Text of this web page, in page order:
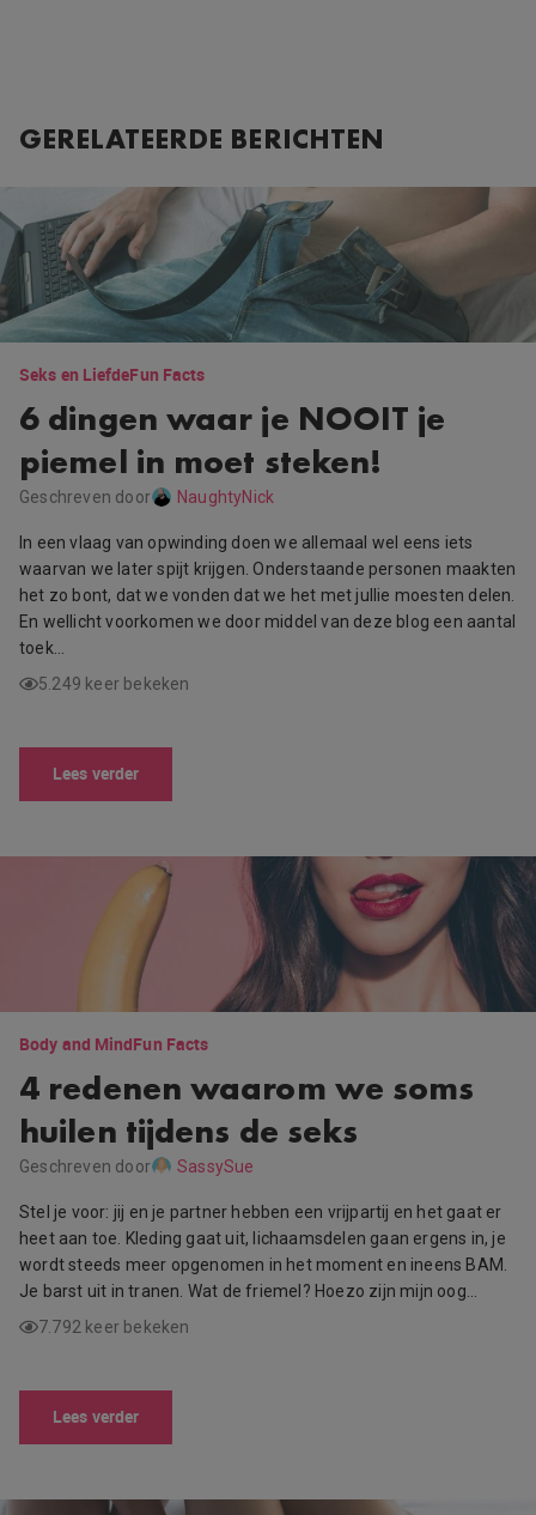
GERELATEERDE BERICHTEN
Seks en LiefdeFun Facts
6 dingen waar je NOOIT je
piemel in moet steken!
Geschreven door NaughtyNick
In een vlaag van opwinding doen we allemaal wel eens iets
waarvan we later spijt krijgen. Onderstaande personen maakten
het zo bont, dat we vonden dat we het met jullie moesten delen.
En wellicht voorkomen we door middel van deze blog een aantal
toek…
5.249 keer bekeken
Lees verder
Body and MindFun Facts
4 redenen waarom we soms
huilen tijdens de seks
Geschreven door SassySue
Stel je voor: jij en je partner hebben een vrijpartij en het gaat er
heet aan toe. Kleding gaat uit, lichaamsdelen gaan ergens in, je
wordt steeds meer opgenomen in het moment en ineens BAM.
Je barst uit in tranen. Wat de friemel? Hoezo zijn mijn oog…
7.792 keer bekeken
Lees verder